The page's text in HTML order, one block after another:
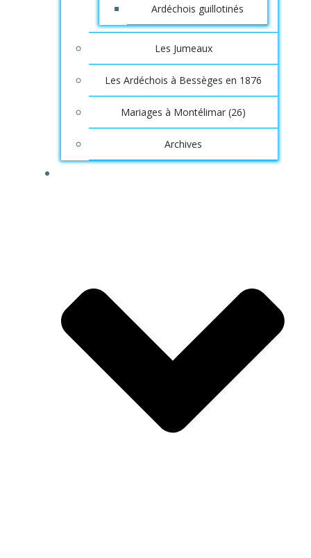
Ardéchois guillotinés
Les Jumeaux
Les Ardéchois à Bessèges en 1876
Mariages à Montélimar (26)
Archives